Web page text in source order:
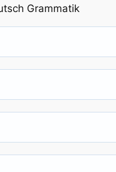
Grammatik